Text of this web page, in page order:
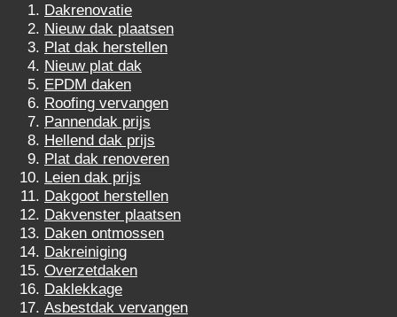
Dakrenovatie
Nieuw dak plaatsen
Plat dak herstellen
Nieuw plat dak
EPDM daken
Roofing vervangen
Pannendak prijs
Hellend dak prijs
Plat dak renoveren
Leien dak prijs
Dakgoot herstellen
Dakvenster plaatsen
Daken ontmossen
Dakreiniging
Overzetdaken
Daklekkage
Asbestdak vervangen